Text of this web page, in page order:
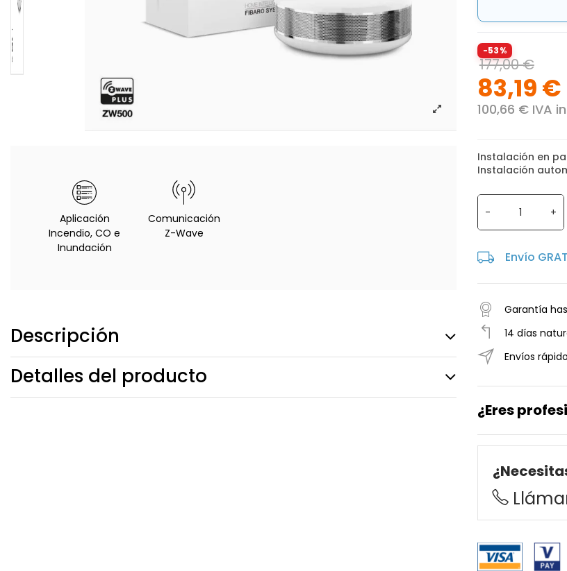
Aplicación
Incendio, CO e
Inundación
Comunicación
Z-Wave
Descripción
Detalles del producto
-53%
177,00 €
83,19 €
100,66 € IVA
Instalación en
Instalación
- +
Envío
Garantía
14 días
Envíos
¿Eres